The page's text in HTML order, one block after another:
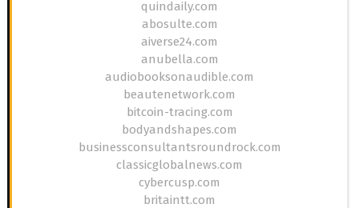
quindaily.com
abosulte.com
aiverse24.com
anubella.com
audiobooksonaudible.com
beautenetwork.com
bitcoin-tracing.com
bodyandshapes.com
businessconsultantsroundrock.com
classicglobalnews.com
cybercusp.com
britaintt.com